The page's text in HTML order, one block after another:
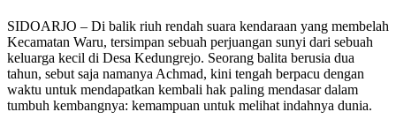
SIDOARJO – Di balik riuh rendah suara kendaraan yang membelah
Kecamatan Waru, tersimpan sebuah perjuangan sunyi dari sebuah
keluarga kecil di Desa Kedungrejo. Seorang balita berusia dua
tahun, sebut saja namanya Achmad, kini tengah berpacu dengan
waktu untuk mendapatkan kembali hak paling mendasar dalam
tumbuh kembangnya: kemampuan untuk melihat indahnya dunia.